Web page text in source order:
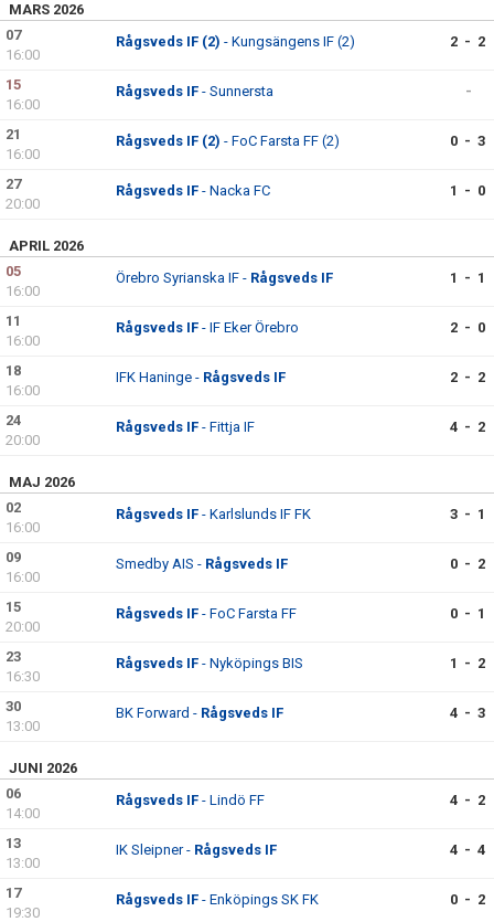
MARS 2026
07
16:00
Rågsveds IF (2) - Kungsängens IF (2) 2 - 2
15
16:00
Rågsveds IF - Sunnersta -
21
16:00
Rågsveds IF (2) - FoC Farsta FF (2) 0 - 3
27
20:00
Rågsveds IF - Nacka FC 1 - 0
APRIL 2026
05
16:00
Örebro Syrianska IF - Rågsveds IF 1 - 1
11
16:00
Rågsveds IF - IF Eker Örebro 2 - 0
18
16:00
IFK Haninge - Rågsveds IF 2 - 2
24
20:00
Rågsveds IF - Fittja IF 4 - 2
MAJ 2026
02
16:00
Rågsveds IF - Karlslunds IF FK 3 - 1
09
16:00
Smedby AIS - Rågsveds IF 0 - 2
15
20:00
Rågsveds IF - FoC Farsta FF 0 - 1
23
16:30
Rågsveds IF - Nyköpings BIS 1 - 2
30
13:00
BK Forward - Rågsveds IF 4 - 3
JUNI 2026
06
14:00
Rågsveds IF - Lindö FF 4 - 2
13
13:00
IK Sleipner - Rågsveds IF 4 - 4
17
19:30
Rågsveds IF - Enköpings SK FK 0 - 2